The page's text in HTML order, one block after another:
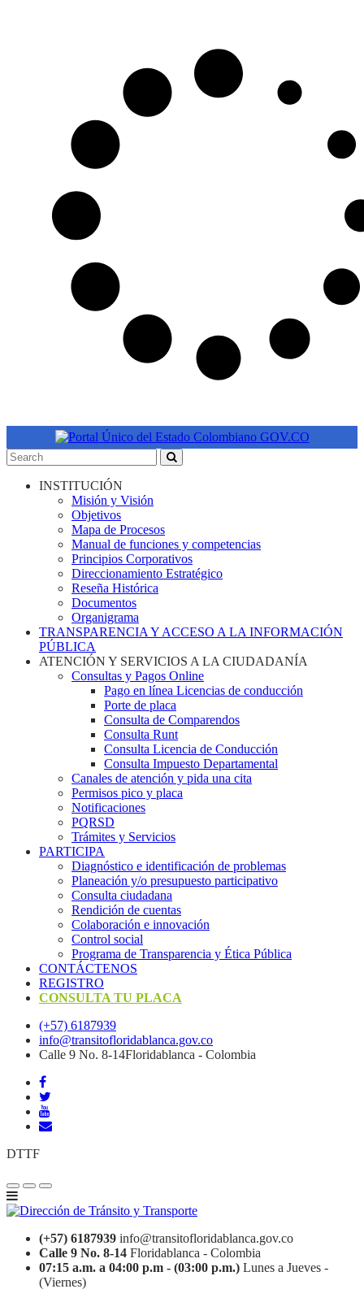
INSTITUCIÓN
Misión y Visión
Objetivos
Mapa de Procesos
Manual de funciones y competencias
Principios Corporativos
Direccionamiento Estratégico
Reseña Histórica
Documentos
Organigrama
TRANSPARENCIA Y ACCESO A LA INFORMACIÓN
PÚBLICA
ATENCIÓN Y SERVICIOS A LA CIUDADANÍA
Consultas y Pagos Online
Pago en línea Licencias de conducción
Porte de placa
Consulta de Comparendos
Consulta Runt
Consulta Licencia de Conducción
Consulta Impuesto Departamental
Canales de atención y pida una cita
Permisos pico y placa
Notificaciones
PQRSD
Trámites y Servicios
PARTICIPA
Diagnóstico e identificación de problemas
Planeación y/o presupuesto participativo​
Consulta ciudadana
Rendición de cuentas
Colaboración e innovación
Control social
Programa de Transparencia y Ética Pública
CONTÁCTENOS
REGISTRO
CONSULTA TU PLACA
(+57) 6187939
info@transitofloridablanca.gov.co
Calle 9 No. 8-14Floridablanca - Colombia
DTTF
(+57) 6187939 info@transitofloridablanca.gov.co
Calle 9 No. 8-14 Floridablanca - Colombia
07:15 a.m. a 04:00 p.m - (03:00 p.m.) Lunes a Jueves -
(Viernes)